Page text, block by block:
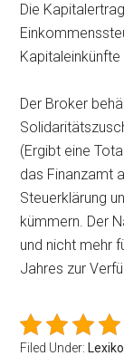
Die
Der Broker
(Ergibt eine
das Finanzamt
Steuerklärung
kümmern. Der
und nicht mehr
Jahres zur
Filed Under: